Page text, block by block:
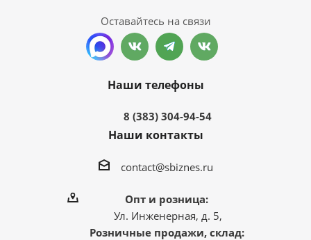
Оставайтесь на связи
Наши телефоны
8 (383) 304-94-54
Наши контакты
contact@sbiznes.ru
Опт и розница:
Ул. Инженерная, д. 5,
Розничные продажи, склад: